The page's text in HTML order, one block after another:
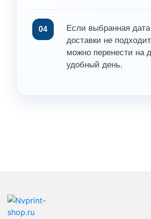
04
Если выбранная дата
доставки не
можно перенести на
удобный день.